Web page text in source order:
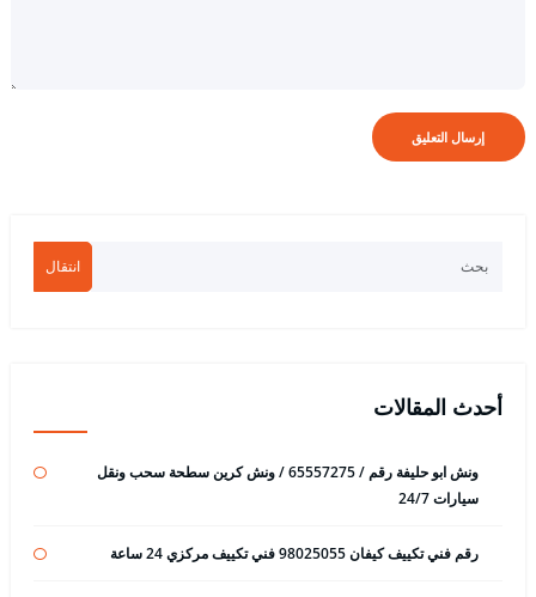
انتقال
أحدث المقالات
ونش ابو حليفة رقم / 65557275 / ونش كرين سطحة سحب ونقل
سيارات 24/7
رقم فني تكييف كيفان 98025055 فني تكييف مركزي 24 ساعة